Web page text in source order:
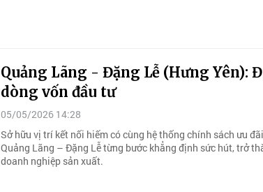
Quảng Lãng - Đặng Lễ (Hưng Yên):
dòng vốn đầu tư
05/05/2026 14:28
Sở hữu vị trí kết nối hiếm có cùng hệ thống chính sách ưu
Quảng Lãng – Đặng Lễ từng bước khẳng định sức hút, trở
doanh nghiệp sản xuất.